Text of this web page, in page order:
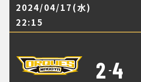
2024/04/17(水)
22:15
2 -4